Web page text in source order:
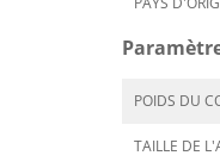
POIDS DU
TAILLE DE